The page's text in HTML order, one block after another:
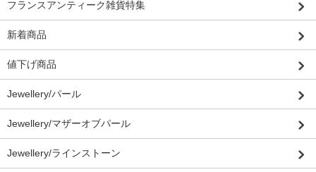
フランスアンティーク雑貨特集
新着商品
値下げ商品
Jewellery/パール
Jewellery/マザーオブパール
Jewellery/ラインストーン